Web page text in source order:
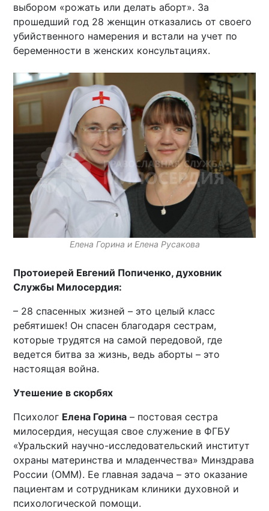
выбором «рожать или делать аборт». За
прошедший год 28 женщин отказались от своего
убийственного намерения и встали на учет по
беременности в женских консультациях.
Елена Горина и Елена Русакова
Протоиерей Евгений Попиченко, духовник
Службы Милосердия:
– 28 спасенных жизней – это целый класс
ребятишек! Он спасен благодаря сестрам,
которые трудятся на самой передовой, где
ведется битва за жизнь, ведь аборты – это
настоящая война.
Утешение в скорбях
Психолог Елена Горина – постовая сестра
милосердия, несущая свое служение в ФГБУ
«Уральский научно-исследовательский институт
охраны материнства и младенчества» Минздрава
России (ОММ). Ее главная задача – это оказание
пациентам и сотрудникам клиники духовной и
психологической помощи.